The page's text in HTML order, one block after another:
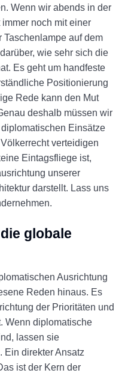
Wenn wir abends in der
noch mit einer
Taschenlampe auf dem
wie sehr sich die
Es geht um handfeste
Positionierung
Rede kann den Mut
deshalb müssen wir
Einsätze
verteidigen
Eintagsfliege ist,
unserer
darstellt. Lass uns
globale
Ausrichtung
Reden hinaus. Es
der Prioritäten und
Wenn diplomatische
lassen sie
Ein direkter Ansatz
ist der Kern der